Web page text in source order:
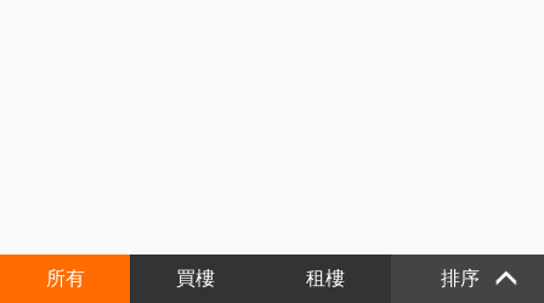
所有 買樓 租樓 排序